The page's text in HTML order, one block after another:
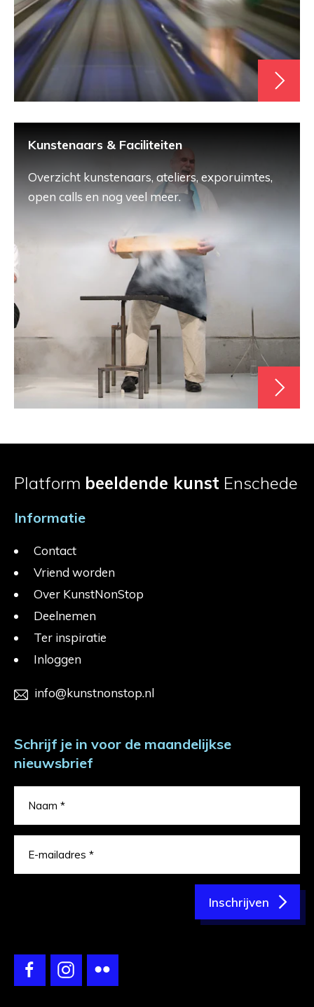
Kunstenaars & Faciliteiten
Overzicht kunstenaars, ateliers, exporuimtes,
open calls en nog veel meer.
Platform beeldende kunst Enschede
Informatie
Contact
Vriend worden
Over KunstNonStop
Deelnemen
Ter inspiratie
Inloggen
info@kunstnonstop.nl
Schrijf je in voor de maandelijkse
nieuwsbrief
Inschrijven